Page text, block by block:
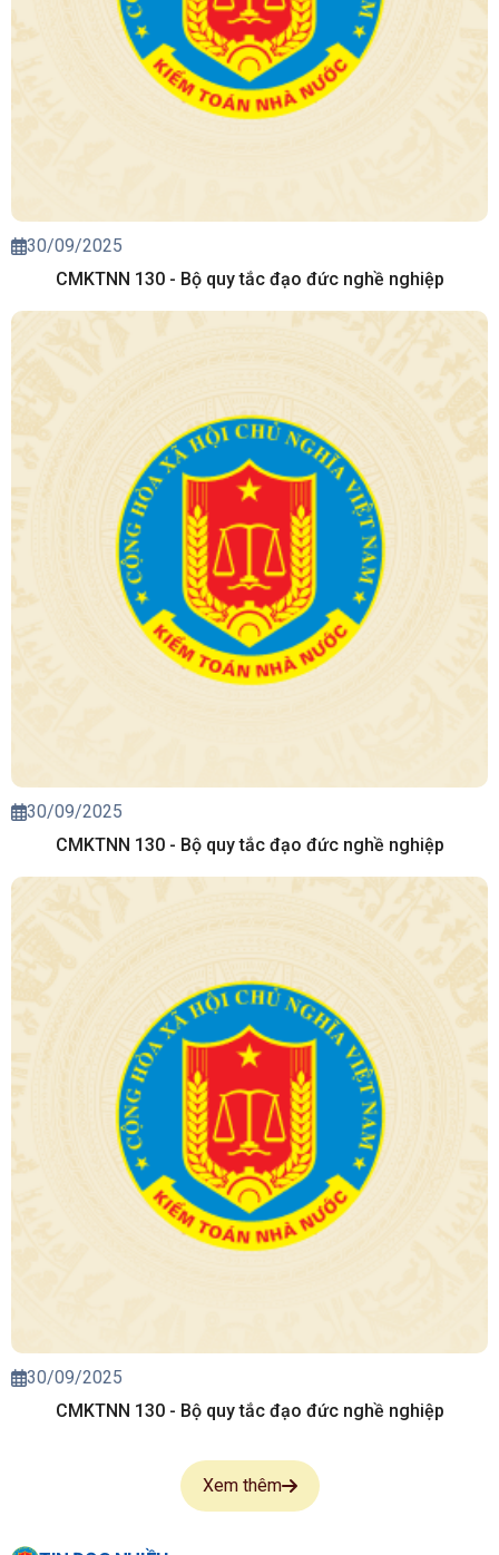
30/09/2025
CMKTNN 130 - Bộ quy tắc đạo đức nghề nghiệp
30/09/2025
CMKTNN 130 - Bộ quy tắc đạo đức nghề nghiệp
30/09/2025
CMKTNN 130 - Bộ quy tắc đạo đức nghề nghiệp
Xem thêm